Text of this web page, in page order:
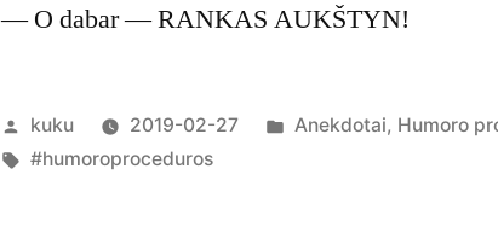
— O dabar — RANKAS AUKŠTYN!
Posted
by
kuku 2019-02-27
Posted
Anekdotai, Humoro
Tags:
#humoroproceduros